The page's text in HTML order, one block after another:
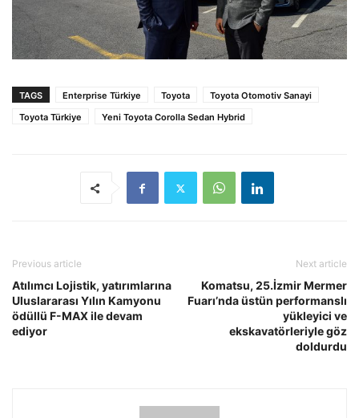
TAGS Enterprise Türkiye Toyota
Toyota Otomotiv Sanayi
Toyota Türkiye
Yeni Toyota Corolla Sedan Hybrid
Previous article
Atılımcı Lojistik, yatırımlarına
Uluslararası Yılın Kamyonu
ödüllü F-MAX ile devam
ediyor
Next article
Komatsu, 25.İzmir Mermer
Fuarı’nda üstün performanslı
yükleyici ve
ekskavatörleriyle göz
doldurdu